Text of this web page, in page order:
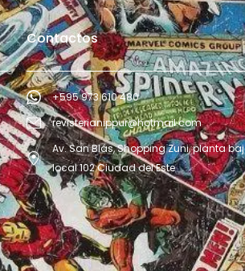
Contactos
+595 973 610 480
revisterianippur@hotmail.com
Av. San Blás, Shopping Zuni, planta
local 102 Ciudad del Este